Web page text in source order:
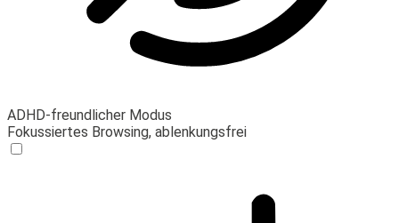
ADHD-freundlicher Modus
Fokussiertes Browsing, ablenkungsfrei